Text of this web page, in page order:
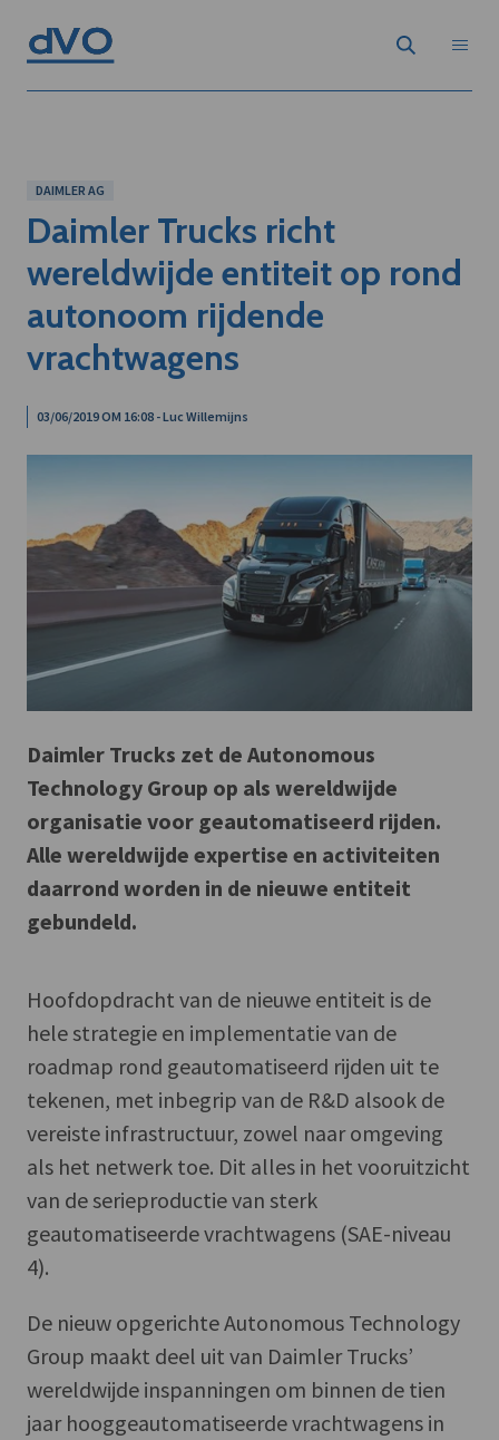
DAIMLER AG
Daimler Trucks richt
wereldwijde entiteit op rond
autonoom rijdende
vrachtwagens
03/06/2019 OM 16:08 - Luc Willemijns
Daimler Trucks zet de Autonomous
Technology Group op als wereldwijde
organisatie voor geautomatiseerd rijden.
Alle wereldwijde expertise en activiteiten
daarrond worden in de nieuwe entiteit
gebundeld.
Hoofdopdracht van de nieuwe entiteit is de
hele strategie en implementatie van de
roadmap rond geautomatiseerd rijden uit te
tekenen, met inbegrip van de R&D alsook de
vereiste infrastructuur, zowel naar omgeving
als het netwerk toe. Dit alles in het vooruitzicht
van de serieproductie van sterk
geautomatiseerde vrachtwagens (SAE-niveau
4).
De nieuw opgerichte Autonomous Technology
Group maakt deel uit van Daimler Trucks’
wereldwijde inspanningen om binnen de tien
jaar hooggeautomatiseerde vrachtwagens in